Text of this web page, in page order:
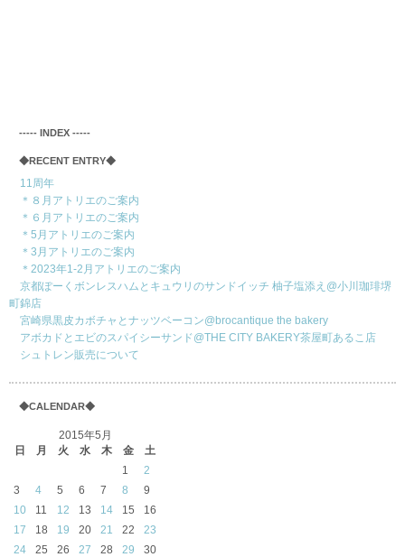
‐‐‐‐‐ INDEX ‐‐‐‐‐
◆RECENT ENTRY◆
11周年
＊８月アトリエのご案内
＊６月アトリエのご案内
＊5月アトリエのご案内
＊3月アトリエのご案内
＊2023年1-2月アトリエのご案内
京都ぽーくボンレスハムとキュウリのサンドイッチ 柚子塩添え@小川珈琲堺
町錦店
宮崎県黒皮カボチャとナッツベーコン@brocantique the bakery
アボカドとエビのスパイシーサンド@THE CITY BAKERY茶屋町あるこ店
シュトレン販売について
◆CALENDAR◆
2015年5月
日
月 火 水 木 金
土
1
2
3
4 5 6 7 8
9
10
11 12 13 14 15
16
17
18 19 20 21 22
23
24
25 26 27 28 29
30